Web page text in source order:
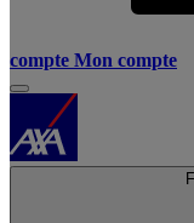
compte Mon compte